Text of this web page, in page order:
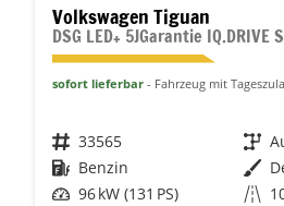
Volkswagen Tiguan
DSG LED+ 5JGarantie IQ.DRIVE
sofort lieferbar Fahrzeug mit
Fahrzeugnr. 33565 Getriebe
Kraftstoff Benzin Außenfarbe
Leistung 96 kW (131 PS) Kilometerstand